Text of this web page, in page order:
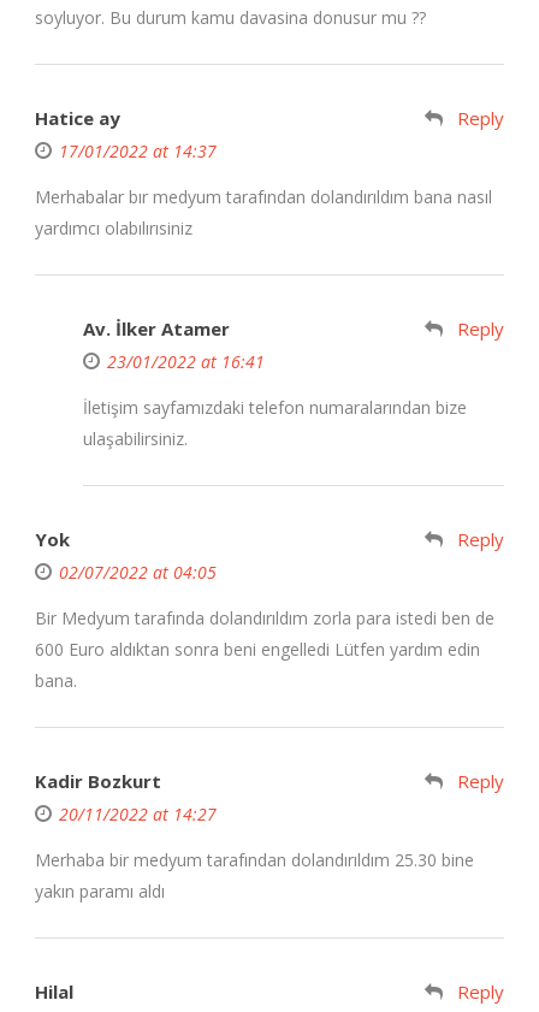
soyluyor. Bu durum kamu davasina donusur mu ??
Hatice ay
17/01/2022 at 14:37
Reply
Merhabalar bır medyum tarafından dolandırıldım bana nasıl
yardımcı olabılırısiniz
Av. İlker Atamer
23/01/2022 at 16:41
Reply
İletişim sayfamızdaki telefon numaralarından bize
ulaşabilirsiniz.
Yok
02/07/2022 at 04:05
Reply
Bir Medyum tarafında dolandırıldım zorla para istedi ben de
600 Euro aldıktan sonra beni engelledi Lütfen yardım edin
bana.
Kadir Bozkurt
20/11/2022 at 14:27
Reply
Merhaba bir medyum tarafından dolandırıldım 25.30 bine
yakın paramı aldı
Hilal Reply